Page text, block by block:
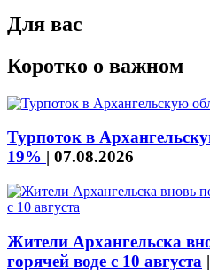
Для вас
Коротко о важном
Турпоток в
19% | 07.08.2026
Жители Архангельска
горячей воде с 10 августа |